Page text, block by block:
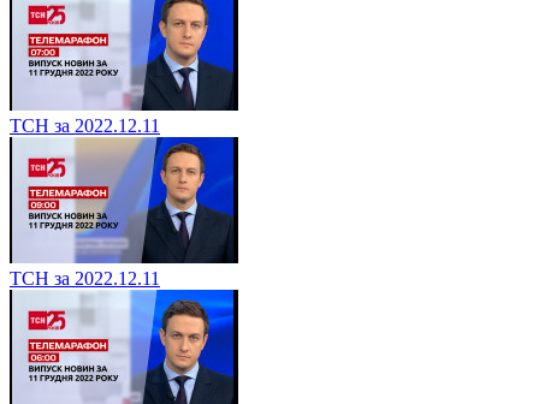
ТСН за 2022.12.11
ТСН за 2022.12.11